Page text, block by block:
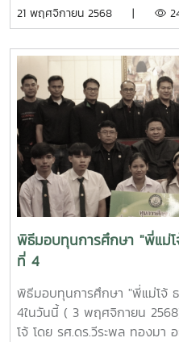
ประธานกล่าวเปิดโครงการ พร้
รก.ผอ.กองพัฒนานักศึกษา หั
นักศึกษา และบุคลากรงานทุนก
การบรรยายพิเศษ ดังนี้ บรรยา
ยาก" โดย กองทุนเงินให้กู้ยืม
พิเศษ เรื่อง "เทคนิคการออมเ
โจ้ บรรยายพิเศษ เรื่อง "ออมเ
ชีวิต"โดย กองทุนการออมแห่
เฉลิมพระเกียรติ มหาวิทยาลัยแ
21 พฤศจิกายน 2568 |
พิธีมอบทุนการศึกษา "พี่แม่โ
ที่ 4
พิธีมอบทุนการศึกษา "พี่แม่โจ้
4ในวันนี้ ( 3 พฤศจิกายน
โจ้ โดย รศ.ดร.วีระพล ทองมา